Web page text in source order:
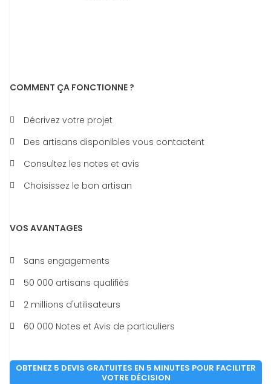
COMMENT ÇA FONCTIONNE ?
Décrivez votre projet
Des artisans disponibles vous contactent
Consultez les notes et avis
Choisissez le bon artisan
VOS AVANTAGES
Sans engagements
50 000 artisans qualifiés
2 millions d'utilisateurs
60 000 Notes et Avis de particuliers
OBTENEZ 5 DEVIS GRATUITES EN 5 MINUTES POUR FACILITER
VOTRE DÉCISION